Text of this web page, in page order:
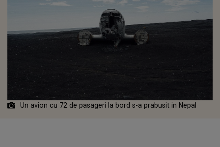
Un avion cu 72 de pasageri la bord s-a prabusit in Nepal